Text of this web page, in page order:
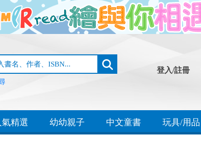
登入/註冊
氣精選 幼幼親子 中文童書 玩具/用品